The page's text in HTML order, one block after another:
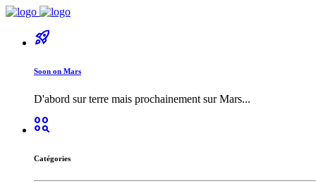
rocket_launch
Soon on Mars
D'abord sur terre mais prochainement sur Mars...
action_key
Catégories